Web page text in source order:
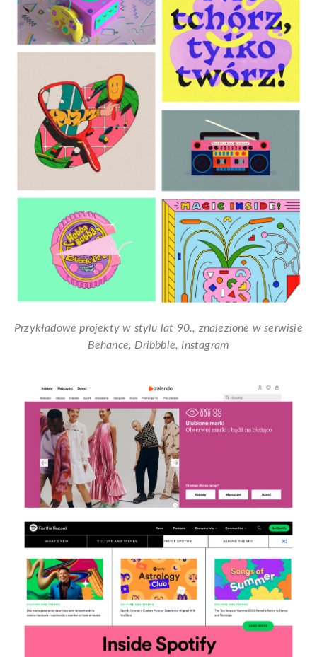
Przykładowe projekty w stylu lat 90., znalezione w serwisie
Behance, Dribbble, Instagram